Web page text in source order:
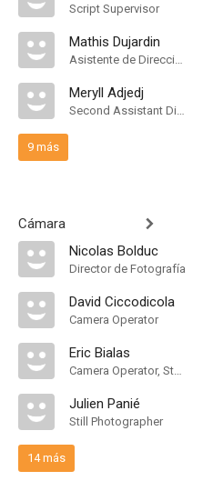
Script Supervisor
Mathis Dujardin
Asistente de Dirección
Meryll Adjedj
Second Assistant Director
9 más
Cámara
Nicolas Bolduc
Director de Fotografía
David Ciccodicola
Camera Operator
Eric Bialas
Camera Operator, Steadicam Operator
Julien Panié
Still Photographer
14 más